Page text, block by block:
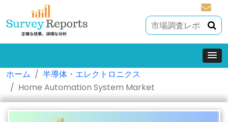
ホーム
半導体・エレクトロニクス
Home Automation System Market